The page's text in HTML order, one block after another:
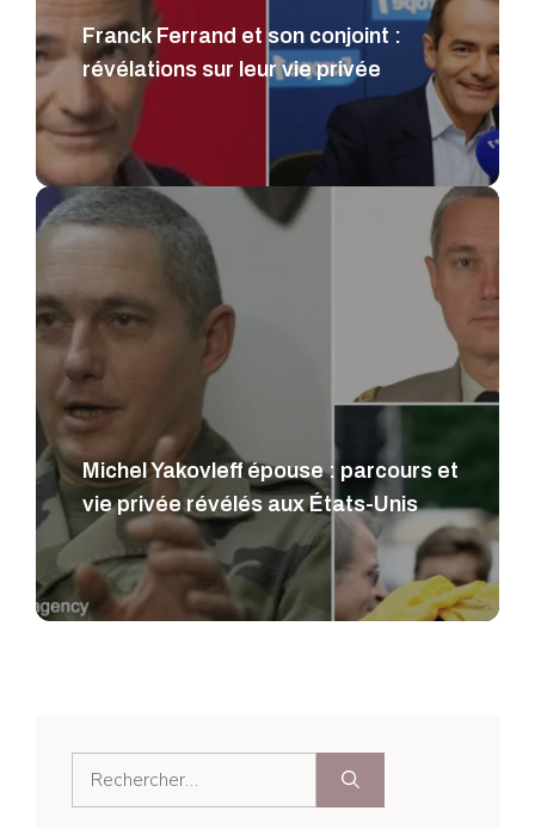
Franck Ferrand et son conjoint :
révélations sur leur vie privée
Michel Yakovleff épouse : parcours et
vie privée révélés aux États-Unis